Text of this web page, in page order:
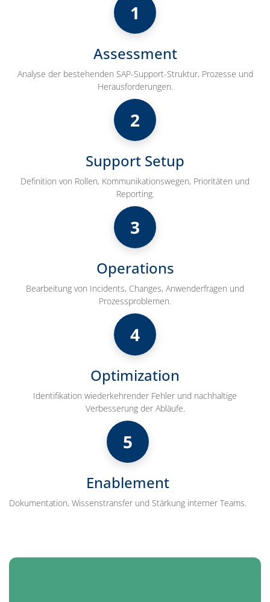
1
Assessment
Analyse der bestehenden SAP-Support-Struktur, Prozesse und
Herausforderungen.
2
Support Setup
Definition von Rollen, Kommunikationswegen, Prioritäten und
Reporting.
3
Operations
Bearbeitung von Incidents, Changes, Anwenderfragen und
Prozessproblemen.
4
Optimization
Identifikation wiederkehrender Fehler und nachhaltige
Verbesserung der Abläufe.
5
Enablement
Dokumentation, Wissenstransfer und Stärkung interner Teams.